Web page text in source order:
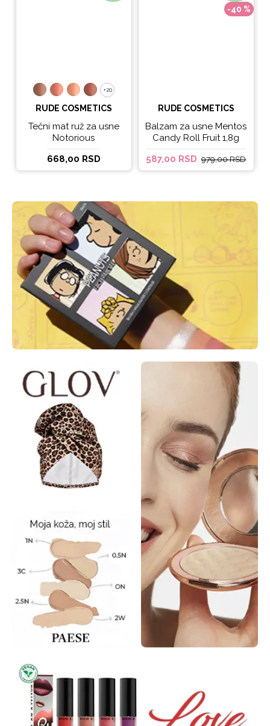
+20
+20
RUDE COSMETICS
Tečni mat ruž za usne
Notorious
668,00 RSD
-40 %
RUDE COSMETICS
Balzam za usne Mentos
Candy Roll Fruit 1,8g
587,00 RSD 979,00 RSD